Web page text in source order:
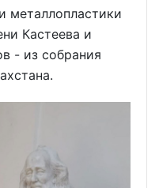
металлопластики
Кастеева и
- из собрания